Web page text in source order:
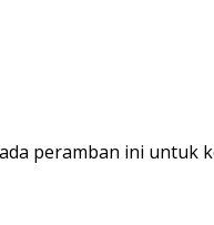
peramban ini untuk